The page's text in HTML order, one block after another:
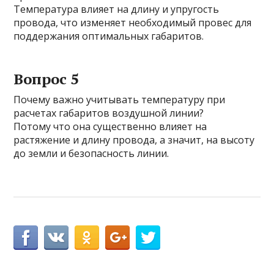
Температура влияет на длину и упругость
провода, что изменяет необходимый провес для
поддержания оптимальных габаритов.
Вопрос 5
Почему важно учитывать температуру при
расчетах габаритов воздушной линии?
Потому что она существенно влияет на
растяжение и длину провода, а значит, на высоту
до земли и безопасность линии.